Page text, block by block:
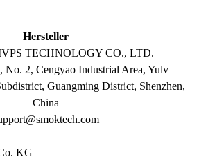
Hersteller
TECHNOLOGY CO., LTD.
No. 2, Cengyao Industrial Area, Yulv
Guangming District, Shenzhen,
China
KG